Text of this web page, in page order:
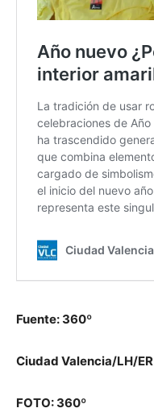
Fuente: 360º
Ciudad Valencia/LH/ER
FOTO: 360º